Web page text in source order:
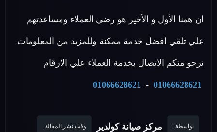
ان همنا الأول و الأخير هو رضي العملاء ومساعدتهم
علي تلقي افضل خدمة ممكنة وللمزيد من المعلومات
نرجو منكم الاتصال بخدمة العملاء علي الارقام
01066628621
-
01066628621
بواسطة : مركز صيانة كولدير وقت نشر المقالة :